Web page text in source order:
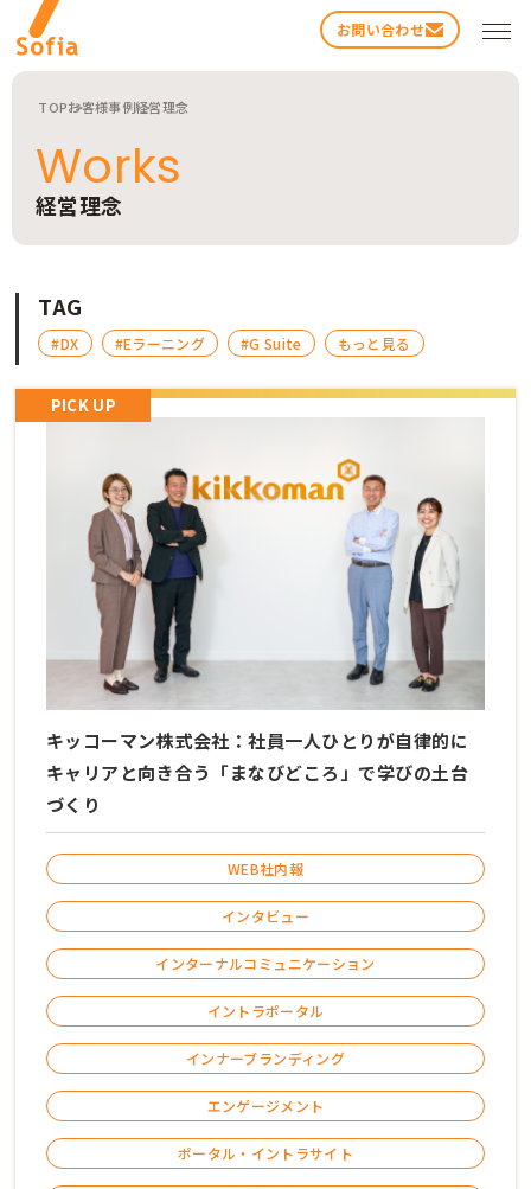
お問い合わせ
する
TOPお客様事例経営理念
Works
経営理念
TAG
#DX #Eラーニング #G Suite もっと見る
PICK UP
キッコーマン株式会社：社員一人ひとりが自律的に
キャリアと向き合う「まなびどころ」で学びの土台
づくり
WEB社内報
インタビュー
インターナルコミュニケーション
イントラポータル
インナーブランディング
エンゲージメント
ポータル・イントラサイト